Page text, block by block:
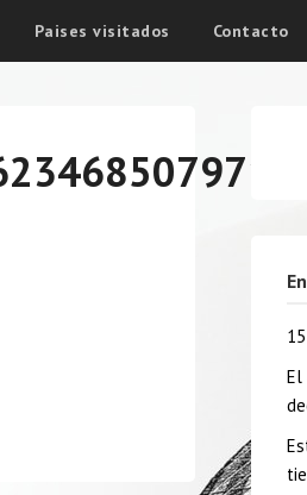
Paises visitados Contacto
El